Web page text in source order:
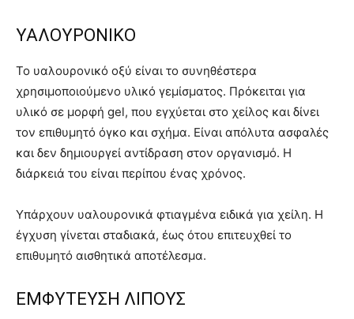
ΥΑΛΟΥΡΟΝΙΚΟ
Το υαλουρονικό οξύ είναι το συνηθέστερα
χρησιμοποιούμενο υλικό γεμίσματος. Πρόκειται για
υλικό σε μορφή gel, που εγχύεται στο χείλος και δίνει
τον επιθυμητό όγκο και σχήμα. Είναι απόλυτα ασφαλές
και δεν δημιουργεί αντίδραση στον οργανισμό. Η
διάρκειά του είναι περίπου ένας χρόνος.
Υπάρχουν υαλουρονικά φτιαγμένα ειδικά για χείλη. Η
έγχυση γίνεται σταδιακά, έως ότου επιτευχθεί το
επιθυμητό αισθητικά αποτέλεσμα.
ΕΜΦΥΤΕΥΣΗ ΛΙΠΟΥΣ